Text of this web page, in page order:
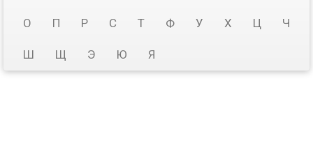
О П Р С Т Ф У Х Ц Ч
Ш Щ Э Ю Я